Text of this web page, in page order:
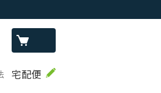
宅配便